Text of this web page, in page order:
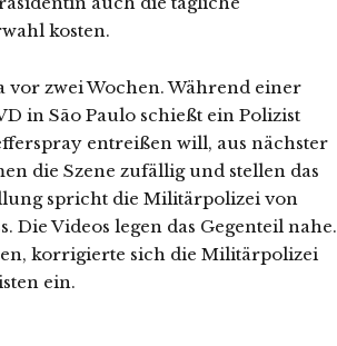
kosten.
vor zwei Wochen. Während einer
in São Paulo schießt ein Polizist
entreißen will, aus nächster
die Szene zufällig und stellen das
spricht die Militärpolizei von
Die Videos legen das Gegenteil nahe.
korrigierte sich die Militärpolizei
ein.